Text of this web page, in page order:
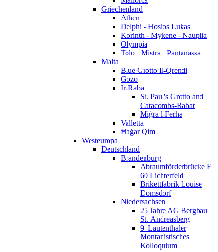
Griechenland
Athen
Delphi - Hosios Lukas
Korinth - Mykene - Nauplia
Olympia
Tolo - Mistra - Pantanassa
Malta
Blue Grotto Il-Qrendi
Gozo
Ir-Rabat
St. Paul's Grotto and
Catacombs-Rabat
Miġra l-Ferħa
Valletta
Ħaġar Qim
Westeuropa
Deutschland
Brandenburg
Abraumförderbrücke F
60 Lichterfeld
Brikettfabrik Louise
Domsdorf
Niedersachsen
25 Jahre AG Bergbau
St. Andreasberg
9. Lautenthaler
Montanistisches
Kolloquium